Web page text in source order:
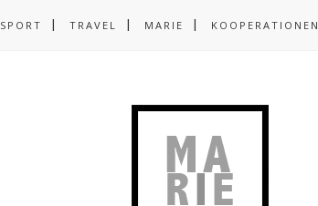
SPORT TRAVEL MARIE KOOPERATIONEN